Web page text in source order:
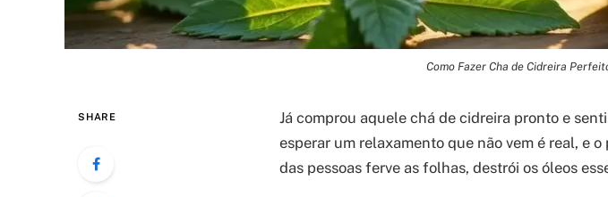
Como Fazer Cha de Cidreira
SHARE
Já comprou aquele chá de cidreira pronto e
esperar um relaxamento que não vem é real, e
das pessoas ferve as folhas, destrói os óleos